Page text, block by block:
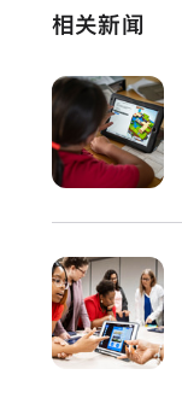
相关新闻